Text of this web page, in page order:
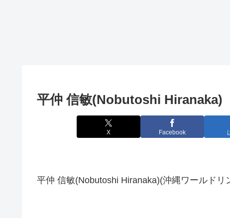
平仲 信敏(Nobutoshi Hiranaka)
X Facebook
平仲 信敏(Nobutoshi Hiranaka)(沖縄ワールドリ